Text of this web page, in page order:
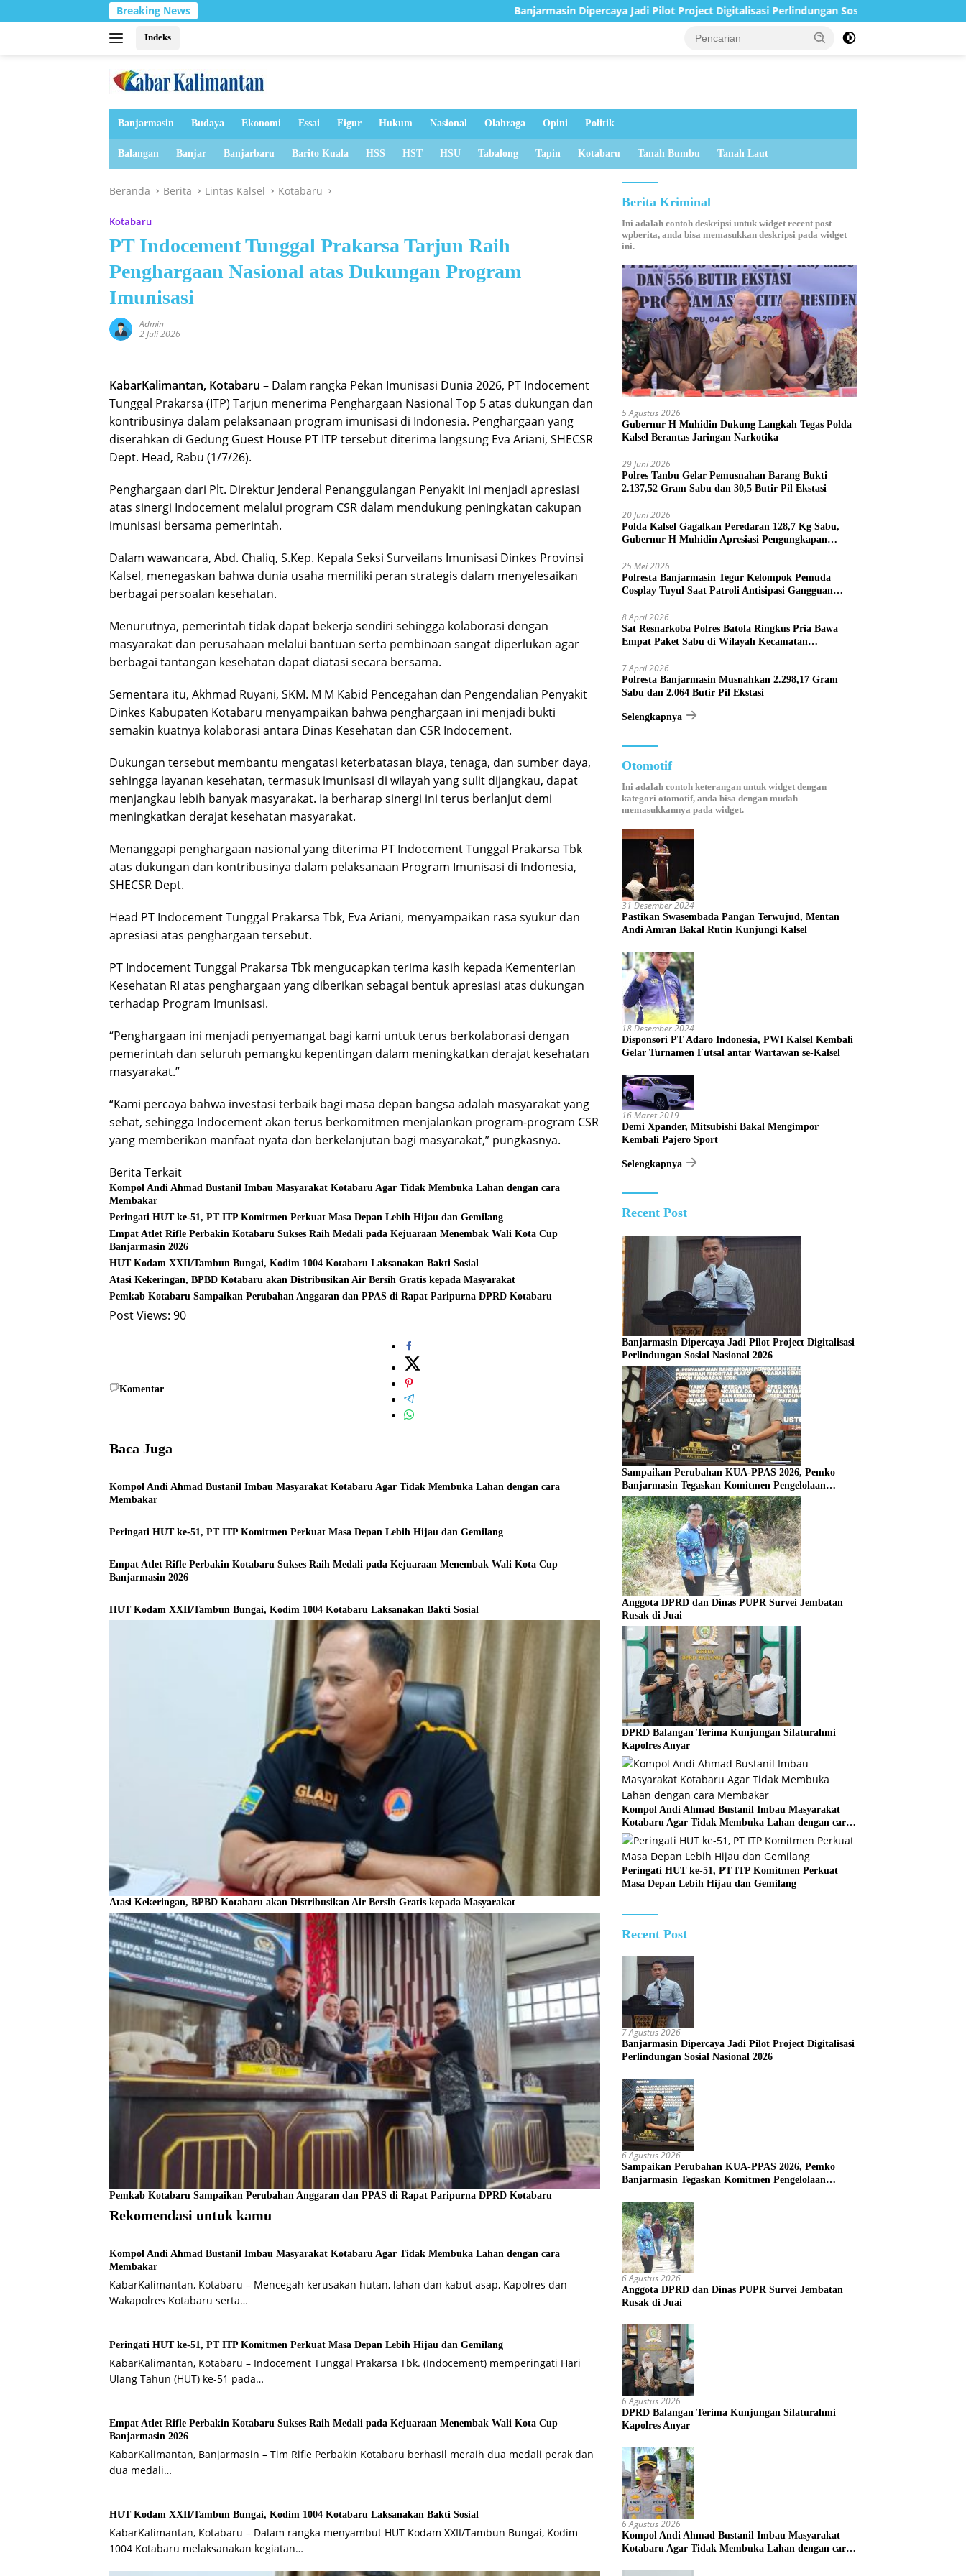
ke
Breaking News Banjarmasin Dipercaya Jadi Pilot Project Digitalisasi Perlindungan Sosial Nasional 2026
Indeks
Banjarmasin Budaya Ekonomi Essai Figur Hukum Nasional Olahraga Opini Politik
Balangan Banjar Banjarbaru Barito Kuala HSS HST HSU Tabalong Tapin Kotabaru Tanah Bumbu Tanah Laut
Beranda Berita Lintas Kalsel Kotabaru
Kotabaru
PT Indocement Tunggal Prakarsa Tarjun Raih
Penghargaan Nasional atas Dukungan Program
Imunisasi
Admin
2 Juli 2026
KabarKalimantan, Kotabaru – Dalam rangka Pekan Imunisasi Dunia 2026, PT Indocement
Tunggal Prakarsa (ITP) Tarjun menerima Penghargaan Nasional Top 5 atas dukungan dan
kontribusinya dalam pelaksanaan program imunisasi di Indonesia. Penghargaan yang
diserahkan di Gedung Guest House PT ITP tersebut diterima langsung Eva Ariani, SHECSR
Dept. Head, Rabu (1/7/26).
Penghargaan dari Plt. Direktur Jenderal Penanggulangan Penyakit ini menjadi apresiasi
atas sinergi Indocement melalui program CSR dalam mendukung peningkatan cakupan
imunisasi bersama pemerintah.
Dalam wawancara, Abd. Chaliq, S.Kep. Kepala Seksi Surveilans Imunisasi Dinkes Provinsi
Kalsel, menegaskan bahwa dunia usaha memiliki peran strategis dalam menyelesaikan
berbagai persoalan kesehatan.
Menurutnya, pemerintah tidak dapat bekerja sendiri sehingga kolaborasi dengan
masyarakat dan perusahaan melalui bantuan serta pembinaan sangat diperlukan agar
berbagai tantangan kesehatan dapat diatasi secara bersama.
Sementara itu, Akhmad Ruyani, SKM. M M Kabid Pencegahan dan Pengendalian Penyakit
Dinkes Kabupaten Kotabaru menyampaikan bahwa penghargaan ini menjadi bukti
semakin kuatnya kolaborasi antara Dinas Kesehatan dan CSR Indocement.
Dukungan tersebut membantu mengatasi keterbatasan biaya, tenaga, dan sumber daya,
sehingga layanan kesehatan, termasuk imunisasi di wilayah yang sulit dijangkau, dapat
menjangkau lebih banyak masyarakat. Ia berharap sinergi ini terus berlanjut demi
meningkatkan derajat kesehatan masyarakat.
Menanggapi penghargaan nasional yang diterima PT Indocement Tunggal Prakarsa Tbk
atas dukungan dan kontribusinya dalam pelaksanaan Program Imunisasi di Indonesia,
SHECSR Dept.
Head PT Indocement Tunggal Prakarsa Tbk, Eva Ariani, menyampaikan rasa syukur dan
apresiasi atas penghargaan tersebut.
PT Indocement Tunggal Prakarsa Tbk mengucapkan terima kasih kepada Kementerian
Kesehatan RI atas penghargaan yang diberikan sebagai bentuk apresiasi atas dukungan
terhadap Program Imunisasi.
“Penghargaan ini menjadi penyemangat bagi kami untuk terus berkolaborasi dengan
pemerintah dan seluruh pemangku kepentingan dalam meningkatkan derajat kesehatan
masyarakat.”
“Kami percaya bahwa investasi terbaik bagi masa depan bangsa adalah masyarakat yang
sehat, sehingga Indocement akan terus berkomitmen menjalankan program-program CSR
yang memberikan manfaat nyata dan berkelanjutan bagi masyarakat,” pungkasnya.
Berita Terkait
Kompol Andi Ahmad Bustanil Imbau Masyarakat Kotabaru Agar Tidak Membuka Lahan dengan cara
Membakar
Peringati HUT ke-51, PT ITP Komitmen Perkuat Masa Depan Lebih Hijau dan Gemilang
Empat Atlet Rifle Perbakin Kotabaru Sukses Raih Medali pada Kejuaraan Menembak Wali Kota Cup
Banjarmasin 2026
HUT Kodam XXII/Tambun Bungai, Kodim 1004 Kotabaru Laksanakan Bakti Sosial
Atasi Kekeringan, BPBD Kotabaru akan Distribusikan Air Bersih Gratis kepada Masyarakat
Pemkab Kotabaru Sampaikan Perubahan Anggaran dan PPAS di Rapat Paripurna DPRD Kotabaru
Post Views: 90
Komentar
Baca Juga
Kompol Andi Ahmad Bustanil Imbau Masyarakat Kotabaru Agar Tidak Membuka Lahan dengan cara
Membakar
Peringati HUT ke-51, PT ITP Komitmen Perkuat Masa Depan Lebih Hijau dan Gemilang
Empat Atlet Rifle Perbakin Kotabaru Sukses Raih Medali pada Kejuaraan Menembak Wali Kota Cup
Banjarmasin 2026
HUT Kodam XXII/Tambun Bungai, Kodim 1004 Kotabaru Laksanakan Bakti Sosial
Atasi Kekeringan, BPBD Kotabaru akan Distribusikan Air Bersih Gratis kepada Masyarakat
Pemkab Kotabaru Sampaikan Perubahan Anggaran dan PPAS di Rapat Paripurna DPRD Kotabaru
Rekomendasi untuk kamu
Kompol Andi Ahmad Bustanil Imbau Masyarakat Kotabaru Agar Tidak Membuka Lahan dengan cara
Membakar
KabarKalimantan, Kotabaru – Mencegah kerusakan hutan, lahan dan kabut asap, Kapolres dan
Wakapolres Kotabaru serta…
Peringati HUT ke-51, PT ITP Komitmen Perkuat Masa Depan Lebih Hijau dan Gemilang
KabarKalimantan, Kotabaru – Indocement Tunggal Prakarsa Tbk. (Indocement) memperingati Hari
Ulang Tahun (HUT) ke-51 pada…
Empat Atlet Rifle Perbakin Kotabaru Sukses Raih Medali pada Kejuaraan Menembak Wali Kota Cup
Banjarmasin 2026
KabarKalimantan, Banjarmasin – Tim Rifle Perbakin Kotabaru berhasil meraih dua medali perak dan
dua medali…
HUT Kodam XXII/Tambun Bungai, Kodim 1004 Kotabaru Laksanakan Bakti Sosial
KabarKalimantan, Kotabaru – Dalam rangka menyambut HUT Kodam XXII/Tambun Bungai, Kodim
1004 Kotabaru melaksanakan kegiatan…
Berita Kriminal
Ini adalah contoh deskripsi untuk widget recent post
wpberita, anda bisa memasukkan deskripsi pada widget
ini.
5 Agustus 2026
Gubernur H Muhidin Dukung Langkah Tegas Polda
Kalsel Berantas Jaringan Narkotika
29 Juni 2026
Polres Tanbu Gelar Pemusnahan Barang Bukti
2.137,52 Gram Sabu dan 30,5 Butir Pil Ekstasi
20 Juni 2026
Polda Kalsel Gagalkan Peredaran 128,7 Kg Sabu,
Gubernur H Muhidin Apresiasi Pengungkapan
25 Mei 2026
Polresta Banjarmasin Tegur Kelompok Pemuda
Cosplay Tuyul Saat Patroli Antisipasi Gangguan
8 April 2026
Sat Resnarkoba Polres Batola Ringkus Pria Bawa
Empat Paket Sabu di Wilayah Kecamatan
7 April 2026
Polresta Banjarmasin Musnahkan 2.298,17 Gram
Sabu dan 2.064 Butir Pil Ekstasi
Selengkapnya
Otomotif
Ini adalah contoh keterangan untuk widget dengan
kategori otomotif, anda bisa dengan mudah
memasukkannya pada widget.
31 Desember 2024
Pastikan Swasembada Pangan Terwujud, Mentan
Andi Amran Bakal Rutin Kunjungi Kalsel
18 Desember 2024
Disponsori PT Adaro Indonesia, PWI Kalsel Kembali
Gelar Turnamen Futsal antar Wartawan se-Kalsel
16 Maret 2019
Demi Xpander, Mitsubishi Bakal Mengimpor
Kembali Pajero Sport
Selengkapnya
Recent Post
Banjarmasin Dipercaya Jadi Pilot Project Digitalisasi
Perlindungan Sosial Nasional 2026
Sampaikan Perubahan KUA-PPAS 2026, Pemko
Banjarmasin Tegaskan Komitmen Pengelolaan
Anggaran yang Responsif
Anggota DPRD dan Dinas PUPR Survei Jembatan
Rusak di Juai
DPRD Balangan Terima Kunjungan Silaturahmi
Kapolres Anyar
Kompol Andi Ahmad Bustanil Imbau Masyarakat
Kotabaru Agar Tidak Membuka Lahan dengan cara
Membakar
Peringati HUT ke-51, PT ITP Komitmen Perkuat
Masa Depan Lebih Hijau dan Gemilang
Recent Post
7 Agustus 2026
Banjarmasin Dipercaya Jadi Pilot Project Digitalisasi
Perlindungan Sosial Nasional 2026
6 Agustus 2026
Sampaikan Perubahan KUA-PPAS 2026, Pemko
Banjarmasin Tegaskan Komitmen Pengelolaan
6 Agustus 2026
Anggota DPRD dan Dinas PUPR Survei Jembatan
Rusak di Juai
6 Agustus 2026
DPRD Balangan Terima Kunjungan Silaturahmi
Kapolres Anyar
6 Agustus 2026
Kompol Andi Ahmad Bustanil Imbau Masyarakat
Kotabaru Agar Tidak Membuka Lahan dengan cara